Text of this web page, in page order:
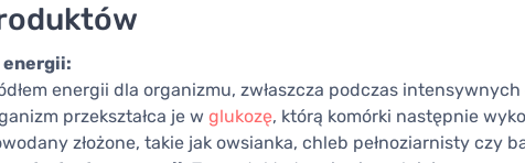
energii:
energii dla organizmu, zwłaszcza podczas
przekształca je w glukozę, którą komórki następnie
złożone, takie jak owsianka, chleb pełnoziarnisty czy